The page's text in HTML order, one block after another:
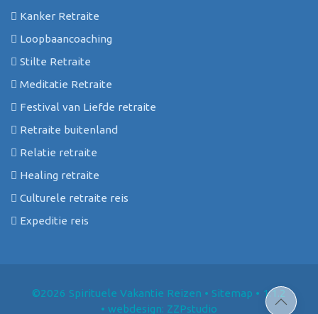
Kanker Retraite
Loopbaancoaching
Stilte Retraite
Meditatie Retraite
Festival van Liefde retraite
Retraite buitenland
Relatie retraite
Healing retraite
Culturele retraite reis
Expeditie reis
©2026 Spirituele Vakantie Reizen • Sitemap • 1.1.2
• webdesign: ZZPstudio